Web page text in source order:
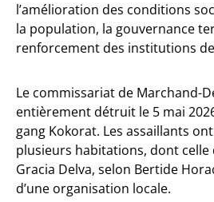
l’amélioration des conditions
la population, la gouvernance
renforcement des institutions de
Le commissariat de Marchand-
entièrement détruit le 5 mai
gang Kokorat. Les assaillants
plusieurs habitations, dont celle
Gracia Delva, selon Bertide
d’une organisation locale.